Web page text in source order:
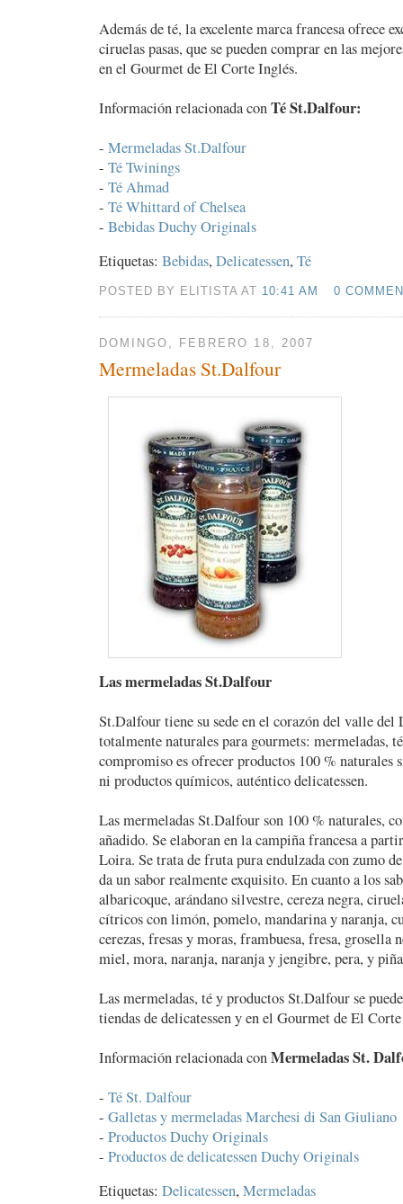
Además de té, la excelente marca francesa ofrece
ciruelas pasas, que se pueden comprar en las
en el Gourmet de El Corte Inglés.
Información relacionada conTé St.Dalfour:
- Mermeladas St.Dalfour
- Té Twinings
- Té Ahmad
- Té Whittard of Chelsea
- Bebidas Duchy Originals
Etiquetas: Bebidas, Delicatessen, Té
POSTED BY ELITISTA AT 10:41 AM 0
DOMINGO, FEBRERO 18, 2007
Mermeladas St.Dalfour
Las mermeladas St.Dalfour
St.Dalfour tiene su sede en el corazón del valle
totalmente naturales para gourmets: mermeladas,
compromiso es ofrecer productos 100 % naturales
ni productos químicos, auténtico delicatessen.
Las mermeladas St.Dalfour son 100 % naturales,
añadido. Se elaboran en la campiña francesa a
Loira. Se trata de fruta pura endulzada con zumo
da un sabor realmente exquisito. En cuanto a los
albaricoque, arándano silvestre, cereza negra,
cítricos con limón, pomelo, mandarina y naranja,
cerezas, fresas y moras, frambuesa, fresa, grosella
miel, mora, naranja, naranja y jengibre, pera, y
Las mermeladas, té y productos St.Dalfour se
tiendas de delicatessen y en el Gourmet de El
Información relacionada conMermeladas St.
- Té St. Dalfour
- Galletas y mermeladas Marchesi di San Giuliano
- Productos Duchy Originals
- Productos de delicatessen Duchy Originals
Etiquetas: Delicatessen, Mermeladas